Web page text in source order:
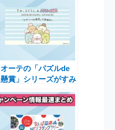
オーテの「パズルde
懸賞」シリーズがすみ
イベントを期間限定で